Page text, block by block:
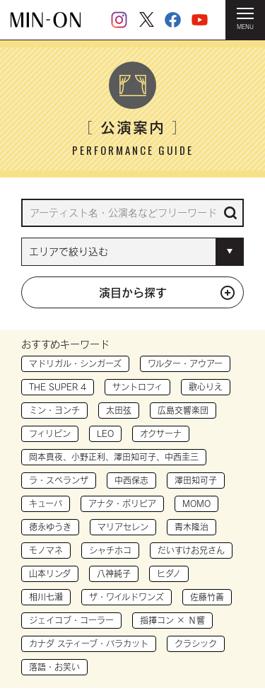
MENU
HOME ＞ 公演案内
［公演案内］
PERFORMANCE GUIDE
演目から探す
おすすめキーワード
マドリガル・シンガーズ ワルター・アウアー
THE SUPER 4 サントロフィ 歌心りえ
ミン・ヨンチ 太田弦 広島交響楽団
フィリピン LEO オクサーナ
岡本真夜、小野正利、澤田知可子、中西圭三
ラ・スペランザ 中西保志 澤田知可子
キューバ アナタ・ボリビア MOMO
徳永ゆうき マリアセレン 青木隆治
モノマネ シャチホコ だいすけお兄さん
山本リンダ 八神純子 ヒダノ
相川七瀬 ザ・ワイルドワンズ 佐藤竹善
ジェイコブ・コーラー 指揮コン × Ｎ響
カナダ スティーブ・バラカット クラシック
落語・お笑い